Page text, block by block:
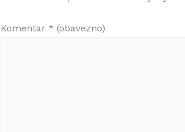
Komentar * (obavezno)